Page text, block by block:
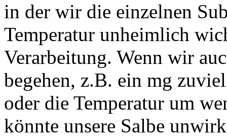
in der wir die einzelnen
Temperatur unheimlich
Verarbeitung. Wenn wir
begehen, z.B. ein mg
oder die Temperatur um
könnte unsere Salbe